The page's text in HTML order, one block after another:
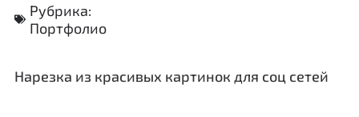
Рубрика:
Портфолио
Нарезка из красивых картинок для соц сетей